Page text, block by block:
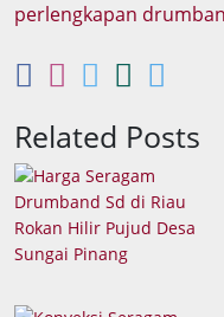
perlengkapan
Related Posts